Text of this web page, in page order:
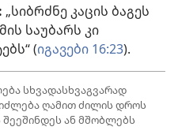
„სიბრძნე კაცის ბაგეს
საუბარს კი
(იგავები 16:23).
სხვადასხვაგვარად
ღამით ძილის დროს
ან მშობლებს